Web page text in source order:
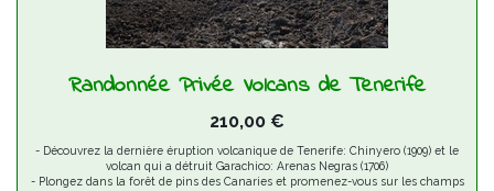
Randonnée Privée Volcans de Tenerife
210,00 €
- Découvrez la dernière éruption volcanique de Tenerife: Chinyero (1909) et le
volcan qui a détruit Garachico: Arenas Negras (1706)
- Plongez dans la forêt de pins des Canaries et promenez-vous sur les champs